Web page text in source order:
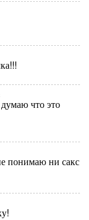
что это
понимаю ни сакс